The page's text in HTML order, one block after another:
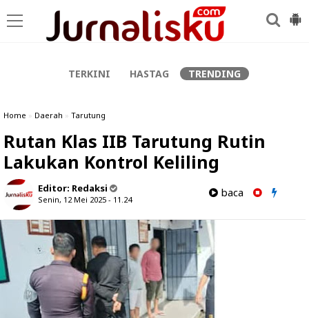
TERKINI HASTAG TRENDING
Home » Daerah » Tarutung
Rutan Klas IIB Tarutung Rutin
Lakukan Kontrol Keliling
Editor: Redaksi
Senin, 12 Mei 2025 - 11.24
baca